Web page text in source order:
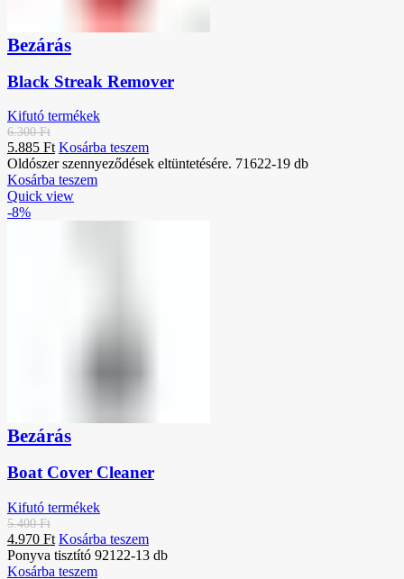
Bezárás
Black Streak Remover
Kifutó termékek
6.300Ft
5.885 Ft Kosárba teszem
Oldószer szennyeződések eltüntetésére. 71622-19 db
Kosárba teszem
Quick view
-8%
Bezárás
Boat Cover Cleaner
Kifutó termékek
5.400Ft
4.970 Ft Kosárba teszem
Ponyva tisztító 92122-13 db
Kosárba teszem